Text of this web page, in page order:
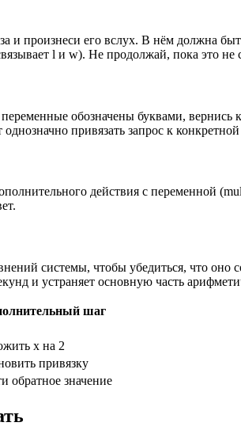
и произнеси его вслух. В нём должна
l и w). Не продолжай, пока это не
обозначены буквами, вернись
привязать запрос к конкретной
действия с переменной
системы, чтобы убедиться, что
и устраняет основную часть
шаг
x на 2
привязку
обратное значение